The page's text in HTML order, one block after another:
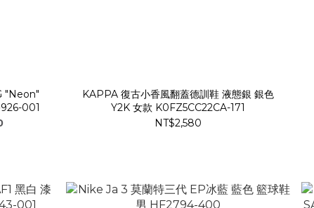
"Neon"
001
KAPPA 復古小香風翻蓋德訓鞋 液態銀 銀色
Y2K 女款 K0FZ5CC22CA-171
NT$2,580